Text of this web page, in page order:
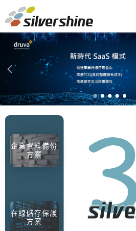
企業資料備份
方案
在線儲存保護
方案